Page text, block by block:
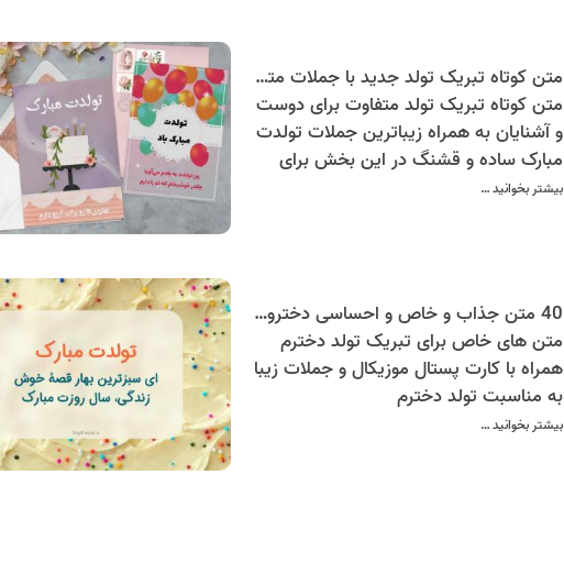
متن کوتاه تبریک تولد جدید با جملات متفاوت تولدت مبارک + عکس نوشته تولد
متن کوتاه تبریک تولد متفاوت برای دوست
و آشنایان به همراه زیباترین جملات تولدت
مبارک ساده و قشنگ در این بخش برای
شما آماده کردیم.
بیشتر بخوانید …
40 متن جذاب و خاص و احساسی دخترونه برای تبریک تولد دخترم
متن های خاص برای تبریک تولد دخترم
همراه با کارت پستال موزیکال و جملات زیبا
به مناسبت تولد دخترم
بیشتر بخوانید …